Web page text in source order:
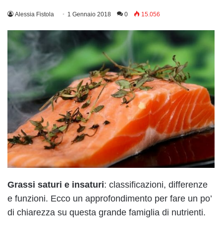
Alessia Fistola 1 Gennaio 2018 0 15.056
Grassi saturi e insaturi: classificazioni, differenze
e funzioni. Ecco un approfondimento per fare un po’
di chiarezza su questa grande famiglia di nutrienti.